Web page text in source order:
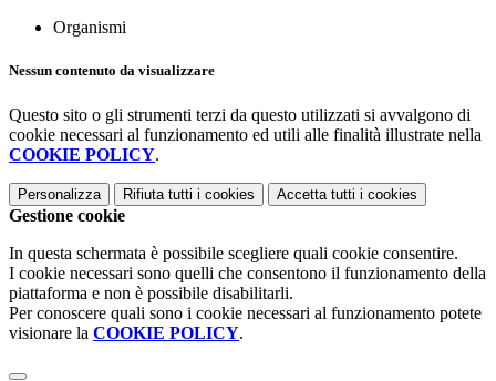
Organismi
Nessun contenuto da visualizzare
Questo sito o gli strumenti terzi da questo utilizzati si avvalgono di
cookie necessari al funzionamento ed utili alle finalità illustrate nella
COOKIE POLICY.
Personalizza Rifiuta tutti i cookies Accetta tutti i cookies
Gestione cookie
In questa schermata è possibile scegliere quali cookie consentire.
I cookie necessari sono quelli che consentono il funzionamento della
piattaforma e non è possibile disabilitarli.
Per conoscere quali sono i cookie necessari al funzionamento potete
visionare la COOKIE POLICY.